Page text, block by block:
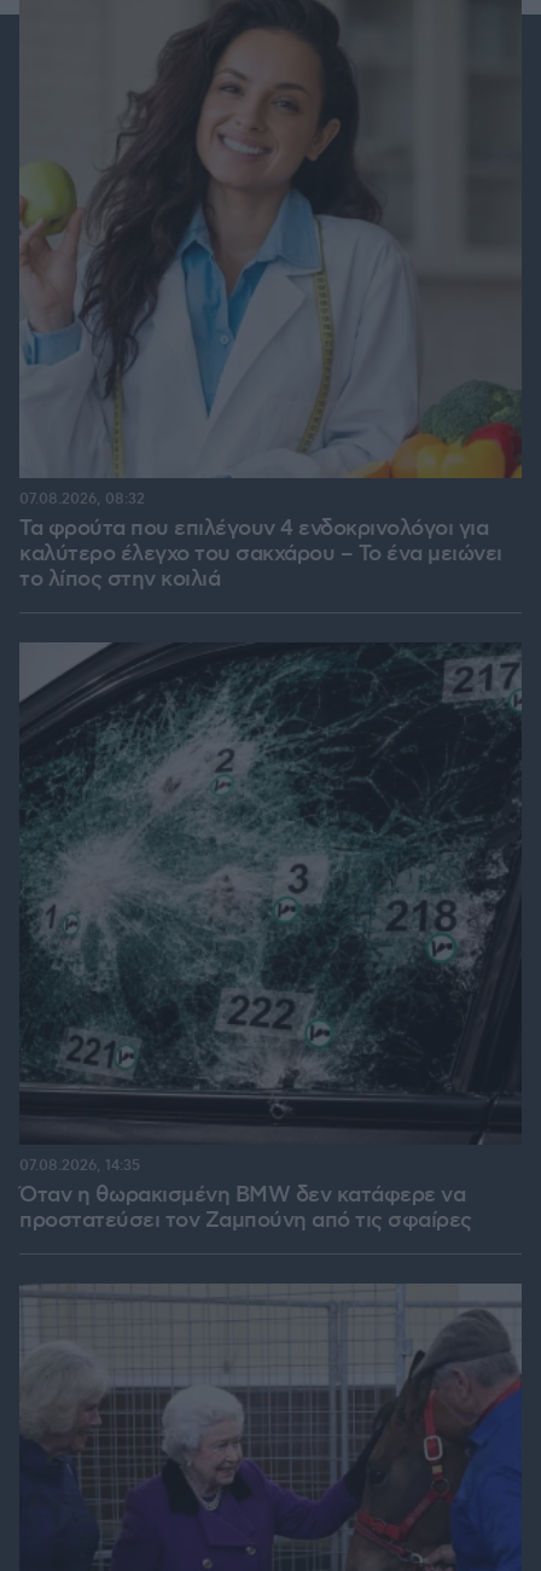
Τα φρούτα που επιλέγουν 4 ενδοκρινολόγοι για
καλύτερο έλεγχο του σακχάρου – Το ένα μειώνει
το λίπος στην κοιλιά
07.08.2026, 08:32
Όταν η θωρακισμένη BMW δεν κατάφερε να
προστατεύσει τον Ζαμπούνη από τις σφαίρες
07.08.2026, 14:35